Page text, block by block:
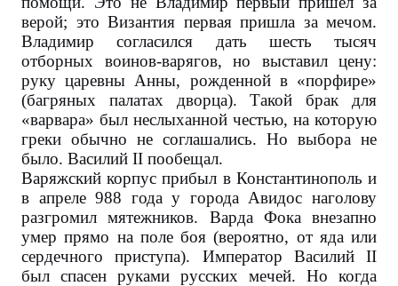
верой; это Византия первая пришла за мечом.
Владимир согласился дать шесть тысяч
отборных воинов-варягов, но выставил цену:
руку царевны Анны, рожденной в «порфире»
(багряных палатах дворца). Такой брак для
«варвара» был неслыханной честью, на которую
греки обычно не соглашались. Но выбора не
было. Василий II пообещал.
Варяжский корпус прибыл в Константинополь и
в апреле 988 года у города Авидос наголову
разгромил мятежников. Варда Фока внезапно
умер прямо на поле боя (вероятно, от яда или
сердечного приступа). Император Василий II
был спасен руками русских мечей. Но когда